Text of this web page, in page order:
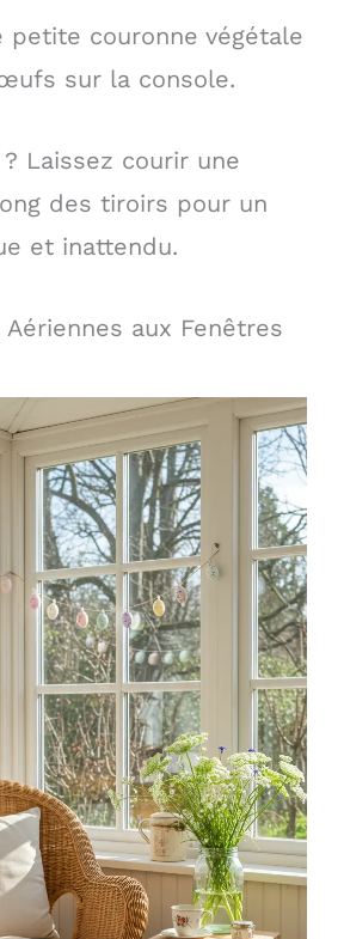
petite couronne végétale
sur la console.
Laissez courir une
des tiroirs pour un
et inattendu.
aux Fenêtres